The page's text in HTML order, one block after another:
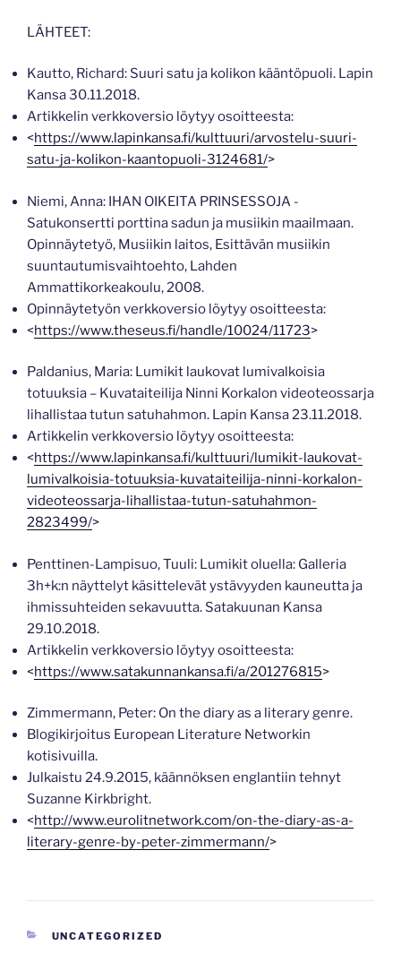
LÄHTEET:
Kautto, Richard: Suuri satu ja kolikon kääntöpuoli. Lapin
Kansa 30.11.2018.
Artikkelin verkkoversio löytyy osoitteesta:
<https://www.lapinkansa.fi/kulttuuri/arvostelu-suuri-
satu-ja-kolikon-kaantopuoli-3124681/>
Niemi, Anna: IHAN OIKEITA PRINSESSOJA -
Satukonsertti porttina sadun ja musiikin maailmaan.
Opinnäytetyö, Musiikin laitos, Esittävän musiikin
suuntautumisvaihtoehto, Lahden
Ammattikorkeakoulu, 2008.
Opinnäytetyön verkkoversio löytyy osoitteesta:
<https://www.theseus.fi/handle/10024/11723>
Paldanius, Maria: Lumikit laukovat lumivalkoisia
totuuksia – Kuvataiteilija Ninni Korkalon videoteossarja
lihallistaa tutun satuhahmon. Lapin Kansa 23.11.2018.
Artikkelin verkkoversio löytyy osoitteesta:
<https://www.lapinkansa.fi/kulttuuri/lumikit-laukovat-
lumivalkoisia-totuuksia-kuvataiteilija-ninni-korkalon-
videoteossarja-lihallistaa-tutun-satuhahmon-
2823499/>
Penttinen-Lampisuo, Tuuli: Lumikit oluella: Galleria
3h+k:n näyttelyt käsittelevät ystävyyden kauneutta ja
ihmissuhteiden sekavuutta. Satakuunan Kansa
29.10.2018.
Artikkelin verkkoversio löytyy osoitteesta:
<https://www.satakunnankansa.fi/a/201276815>
Zimmermann, Peter: On the diary as a literary genre.
Blogikirjoitus European Literature Networkin
kotisivuilla.
Julkaistu 24.9.2015, käännöksen englantiin tehnyt
Suzanne Kirkbright.
<http://www.eurolitnetwork.com/on-the-diary-as-a-
literary-genre-by-peter-zimmermann/>
CATEGORIES
UNCATEGORIZED